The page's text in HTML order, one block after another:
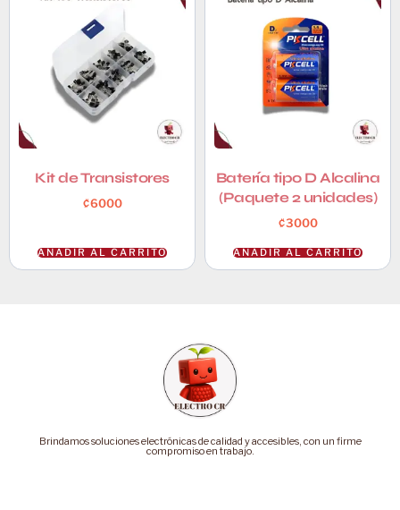
Kit de Transistores
₡6000
AÑADIR AL CARRITO
Batería tipo D Alcalina
(Paquete 2 unidades)
₡3000
AÑADIR AL CARRITO
Brindamos soluciones electrónicas de calidad y accesibles, con un firme
compromiso en trabajo.